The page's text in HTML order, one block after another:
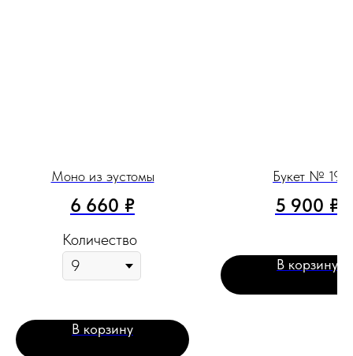
Моно из эустомы
6 660 ₽
Количество
В корзину
Букет № 19
5 900 ₽
В корзину